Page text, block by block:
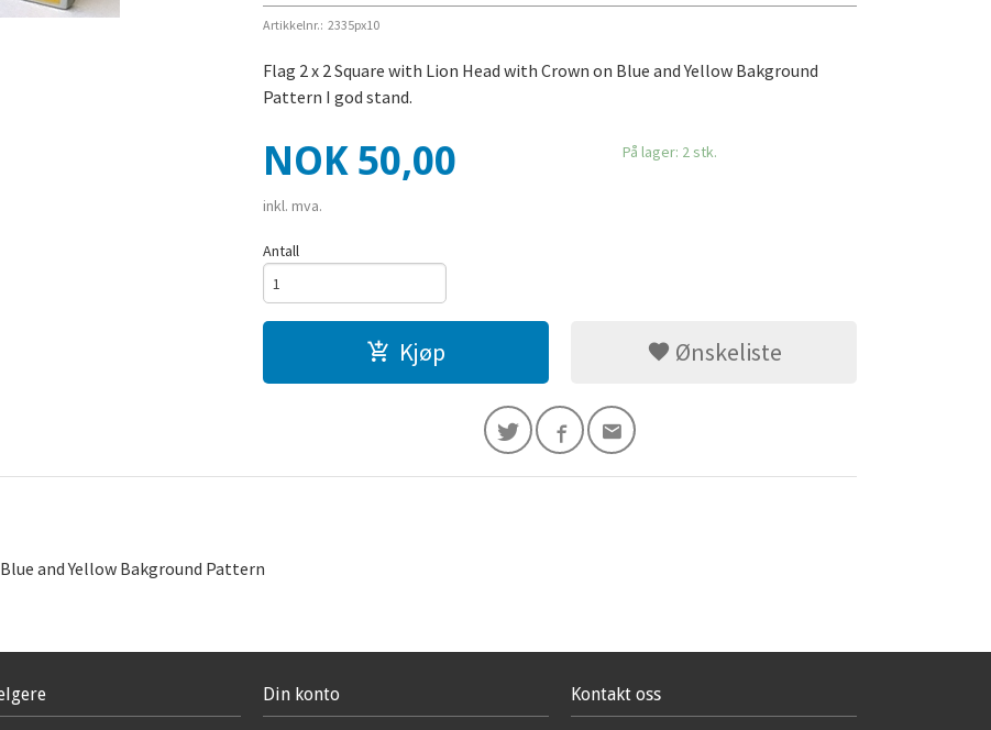
Artikkelnr.: 2335px10
Flag 2 x 2 Square with Lion Head with Crown on Blue and Yellow Bakground
Pattern I god stand.
Pris
NOK 50,00
inkl. mva.
På lager: 2 stk.
Antall
Kjøp Ønskeliste
and Yellow Bakground Pattern
Din konto Kontakt oss